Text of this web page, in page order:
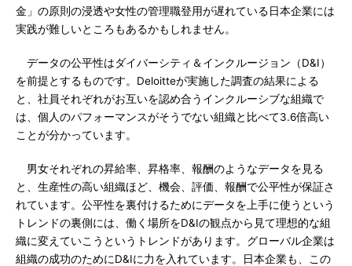
金」の原則の浸透や女性の管理職登用が遅れている日本企業には
実践が難しいところもあるかもしれません。
データの公平性はダイバーシティ＆インクルージョン（D&I）
を前提とするものです。Deloitteが実施した調査の結果による
と、社員それぞれがお互いを認め合うインクルーシブな組織で
は、個人のパフォーマンスがそうでない組織と比べて3.6倍高い
ことが分かっています。
男女それぞれの昇給率、昇格率、報酬のようなデータを見る
と、生産性の高い組織ほど、機会、評価、報酬で公平性が保証さ
れています。公平性を裏付けるためにデータを上手に使うという
トレンドの裏側には、働く場所をD&Iの観点から見て理想的な組
織に変えていこうというトレンドがあります。グローバル企業は
組織の成功のためにD&Iに力を入れています。日本企業も、この